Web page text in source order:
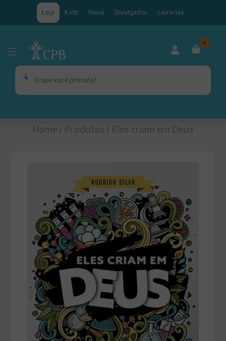
Loja Kids Maná Divulgador Livrarias
0
Home/Produtos/Eles criam em Deus